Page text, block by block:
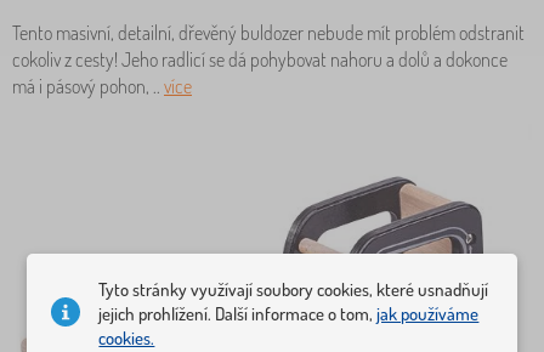
Tento masivní, detailní, dřevěný buldozer nebude mít problém odstranit
cokoliv z cesty! Jeho radlicí se dá pohybovat nahoru a dolů a dokonce
má i pásový pohon, .. více
Tyto stránky využívají soubory cookies, které usnadňují
jejich prohlížení. Další informace o tom,jak používáme
cookies.